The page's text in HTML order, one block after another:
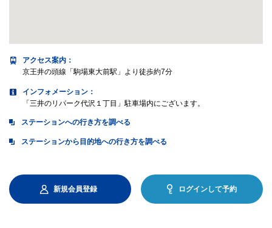
アクセス案内 ：
京王井の頭線「駒場東大前駅」より徒歩約7分
インフォメーション：
「三井のリパーク代沢１丁目」駐車場内にございます。
ステーションへの行き方を調べる
ステーションから目的地への行き方を調べる
新規会員登録 ログインして予約